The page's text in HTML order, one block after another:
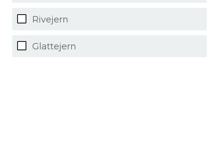
Rivejern
Glattejern